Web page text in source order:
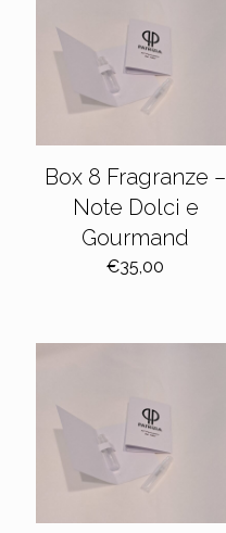
Box 8 Fragranze –
Note Dolci e
Gourmand
€35,00